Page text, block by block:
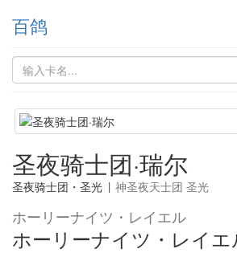
百鸽
圣夜骑士团·瑞尔
圣夜骑士团・圣光 | 神圣夜天士团 圣光
ホーリーナイツ・レイエル
ホーリーナイツ・レイエ